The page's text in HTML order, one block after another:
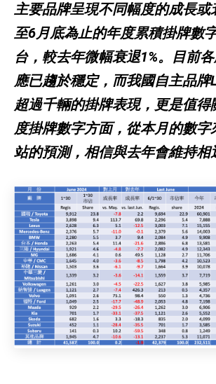
主要品牌呈現不同幅度的成長或
至6月底為止的年度累積掛牌數
台，較去年微幅衰退1%。目前
應已趨於穩定，而我國自主品牌
超過千輛的掛牌表現，更是值得
度掛牌數字方面，從本月的數字
站的預測，相信與去年會維持相